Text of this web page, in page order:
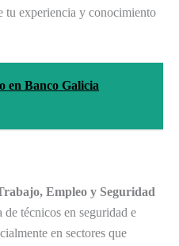
tu experiencia y conocimiento
en Banco Galicia
Empleo y Seguridad
técnicos en seguridad e
en sectores que